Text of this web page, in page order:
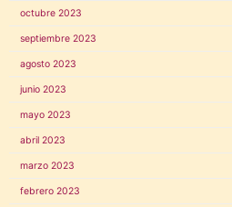
octubre 2023
septiembre 2023
agosto 2023
junio 2023
mayo 2023
abril 2023
marzo 2023
febrero 2023